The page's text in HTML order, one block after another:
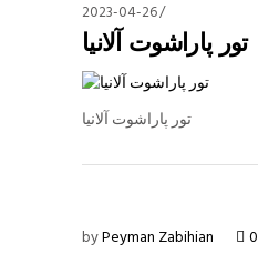
2023-04-26
تور پاراشوت آلانیا
تور پاراشوت آلانیا
byPeyman Zabihian 0